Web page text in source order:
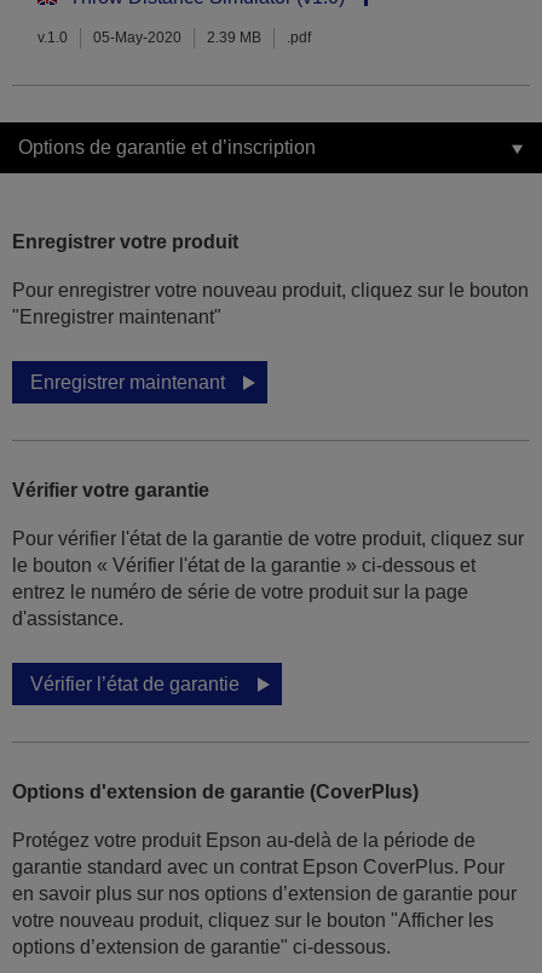
v.1.0 05-May-2020 2.39 MB .pdf
Options de garantie et d’inscription
Enregistrer votre produit
Pour enregistrer votre nouveau produit, cliquez sur le bouton
"Enregistrer maintenant"
Enregistrer maintenant
Vérifier votre garantie
Pour vérifier l'état de la garantie de votre produit, cliquez sur
le bouton « Vérifier l'état de la garantie » ci-dessous et
entrez le numéro de série de votre produit sur la page
d'assistance.
Vérifier l’état de garantie
Options d'extension de garantie (CoverPlus)
Protégez votre produit Epson au-delà de la période de
garantie standard avec un contrat Epson CoverPlus. Pour
en savoir plus sur nos options d’extension de garantie pour
votre nouveau produit, cliquez sur le bouton "Afficher les
options d’extension de garantie" ci-dessous.